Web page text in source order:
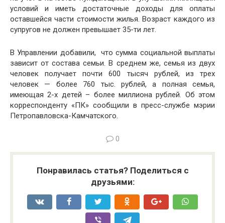
условий и иметь достаточные доходы для оплаты
оставшейся части стоимости жилья. Возраст каждого из
супругов не должен превышает 35-ти лет.
В Управлении добавили, что сумма социальной выплаты
зависит от состава семьи. В среднем же, семья из двух
человек получает почти 600 тысяч рублей, из трех
человек — более 760 тыс. рублей, а полная семья,
имеющая 2-х детей – более миллиона рублей. Об этом
корреспонденту «ПК» сообщили в пресс-службе мэрии
Петропавловска-Камчатского.
0
Понравилась статья? Поделиться с
друзьями: